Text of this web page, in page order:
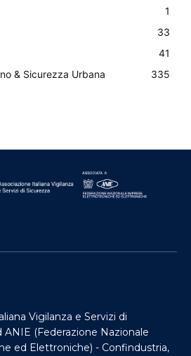
1
33
41
& Sicurezza Urbana
335
Vigilanza e Servizi di
ANIE (Federazione Nazionale
ed Elettroniche) - Confindustria,